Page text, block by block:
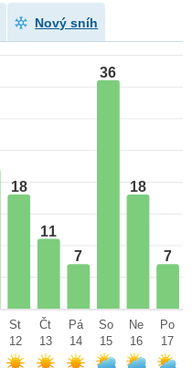
Nový sníh
18
11
7
36
18
7
St
12
Čt
13
Pá
14
So
15
Ne
16
Po
17